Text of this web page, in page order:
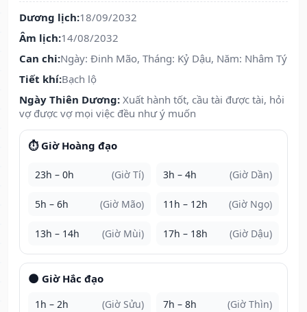
Dương lịch:18/09/2032
Âm lịch:14/08/2032
Can chi:Ngày: Đinh Mão, Tháng: Kỷ Dậu, Năm: Nhâm Tý
Tiết khí:Bạch lộ
Ngày Thiên Dương: Xuất hành tốt, cầu tài được tài, hỏi
vợ được vợ mọi việc đều như ý muốn
⏱️ Giờ Hoàng đạo
23h – 0h (Giờ Tí) 3h – 4h (Giờ Dần)
5h – 6h (Giờ Mão) 11h – 12h (Giờ Ngọ)
13h – 14h (Giờ Mùi) 17h – 18h (Giờ Dậu)
🌑 Giờ Hắc đạo
1h – 2h (Giờ Sửu) 7h – 8h (Giờ Thìn)